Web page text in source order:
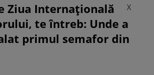
X
Ziua Internațională
te întreb: Unde a
primul semafor din